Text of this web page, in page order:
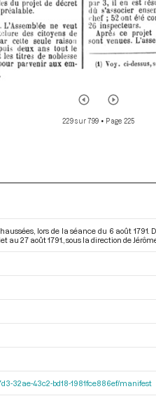
229 sur 799 • Page 225
lors de la séance du 6 août
au 27 août 1791. , sous la direction de
32ae-43c2-bd18-1981fce886ef/manifest